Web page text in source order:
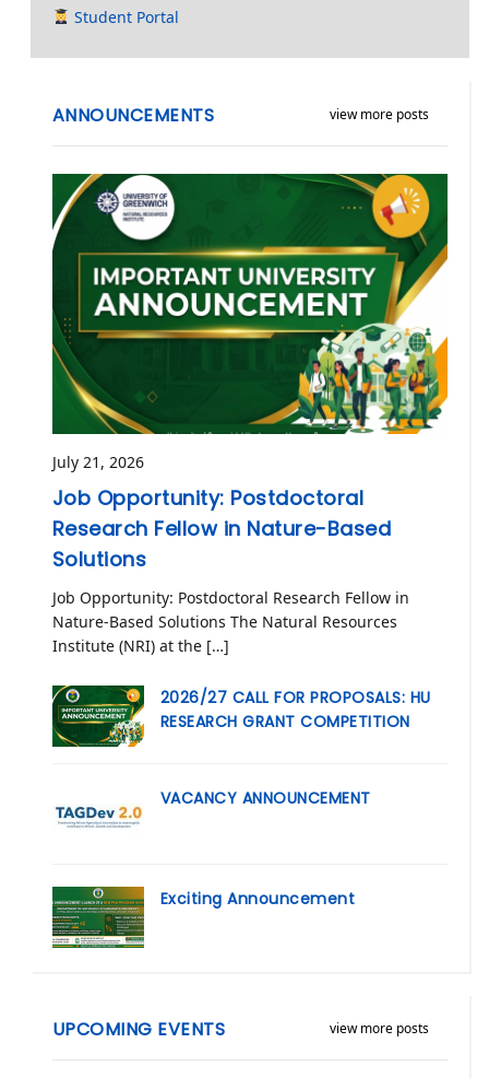
Student Portal
view more posts
ANNOUNCEMENTS
July 21, 2026
Job Opportunity: Postdoctoral
Research Fellow in Nature-Based
Solutions
Job Opportunity: Postdoctoral Research Fellow in
Nature-Based Solutions The Natural Resources
Institute (NRI) at the […]
2026/27 CALL FOR PROPOSALS: HU
RESEARCH GRANT COMPETITION
VACANCY ANNOUNCEMENT
Exciting Announcement
view more posts
UPCOMING EVENTS